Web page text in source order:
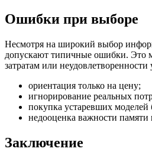
Ошибки при выборе
Несмотря на широкий выбор
допускают типичные ошибки. Это
затратам или неудовлетворенности
ориентация только на цену;
игнорирование реальных
покупка устаревших моделей
недооценка важности памяти
Заключение